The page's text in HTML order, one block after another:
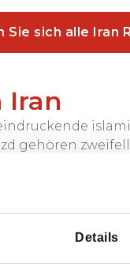
Details
Sie sich alle Iran
Iran
gehören
Wüsten
iranischen
auch über
Urlaub im Iran zu